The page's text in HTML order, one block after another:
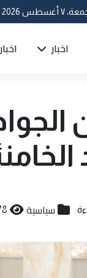
٧ أغسطس 2026
اخبار
سياسية 978